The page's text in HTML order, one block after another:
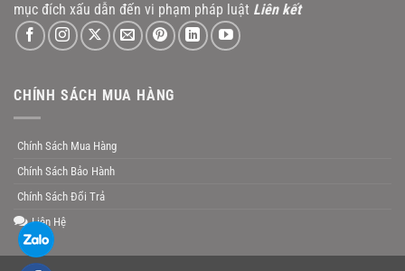
mục đích xấu dẫn đến vi phạm pháp luật Liên kết
CHÍNH SÁCH MUA HÀNG
Chính Sách Mua Hàng
Chính Sách Bảo Hành
Chính Sách Đổi Trả
Liên Hệ